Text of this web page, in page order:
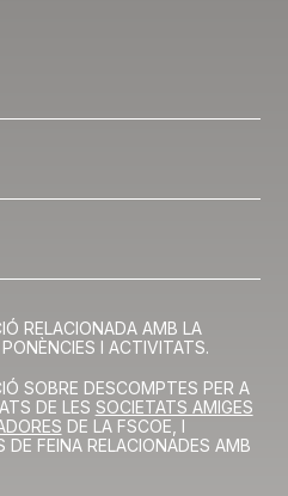
RELACIONADA AMB LA
I ACTIVITATS.
SOBRE DESCOMPTES PER A
DE LES SOCIETATS AMIGES
DE LA FSCOE, I
DE FEINA RELACIONADES AMB